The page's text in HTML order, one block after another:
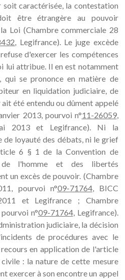
soit caractérisée, la contestation
être étrangère au pouvoir
Loi (Chambre commerciale 28
, Legifrance). Le juge excède
d'exercer les compétences
lui attribue. Il en est notamment
se prononce en matière de
en liquidation judiciaire, de
été entendu ou dûment appelé
2013, pourvoi n°11-26059,
2013 et Legifrance). Ni la
de loyauté des débats, ni le grief
6 § 1 de la Convention de
l'homme et des libertés
un excès de pouvoir. (Chambre
pourvoi n°09-71764, BICC
et Legifrance ; Chambre
n°09-71764, Legifrance).
judiciaire, la décision
de procédures avec le
en application de l'article
: la nature de cette mesure
exercer à son encontre un appel